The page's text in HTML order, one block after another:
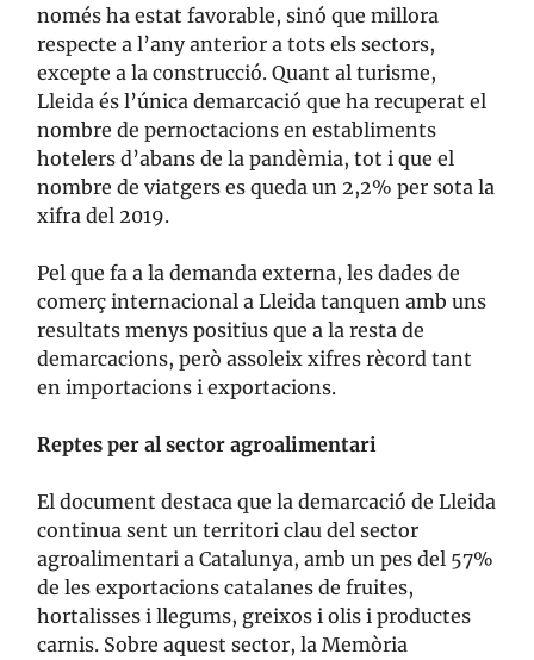
només ha estat favorable, sinó que millora
respecte a l’any anterior a tots els sectors,
excepte a la construcció. Quant al turisme,
Lleida és l’única demarcació que ha recuperat el
nombre de pernoctacions en establiments
hotelers d’abans de la pandèmia, tot i que el
nombre de viatgers es queda un 2,2% per sota la
xifra del 2019.
Pel que fa a la demanda externa, les dades de
comerç internacional a Lleida tanquen amb uns
resultats menys positius que a la resta de
demarcacions, però assoleix xifres rècord tant
en importacions i exportacions.
Reptes per al sector agroalimentari
El document destaca que la demarcació de Lleida
continua sent un territori clau del sector
agroalimentari a Catalunya, amb un pes del 57%
de les exportacions catalanes de fruites,
hortalisses i llegums, greixos i olis i productes
carnis. Sobre aquest sector, la Memòria